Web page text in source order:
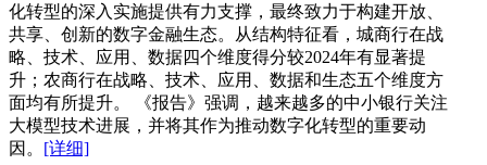
化转型的深入实施提供有力支撑，最终致力于构建开放、
共享、创新的数字金融生态。从结构特征看，城商行在战
略、技术、应用、数据四个维度得分较2024年有显著提
升；农商行在战略、技术、应用、数据和生态五个维度方
面均有所提升。 《报告》强调，越来越多的中小银行关注
大模型技术进展，并将其作为推动数字化转型的重要动
因。 [详细]